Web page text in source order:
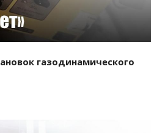
газодинамического